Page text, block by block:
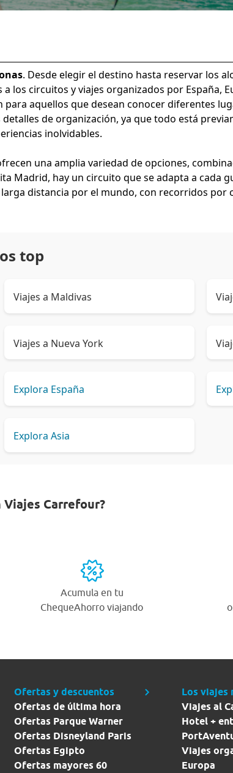
. Desde elegir el destino hasta reservar los
los circuitos y viajes organizados por España,
aquellos que desean conocer diferentes
de organización, ya que todo está
inolvidables.
una amplia variedad de opciones,
Madrid, hay un circuito que se adapta a cada
distancia por el mundo, con recorridos por
top
Viajes a Maldivas
Viajes a Nueva York
Explora España
Explora Asia
Viajes Carrefour?
Acumula en tu
ChequeAhorro viajando
Ofertas y descuentos
Ofertas de última hora
Ofertas Parque Warner
Ofertas Disneyland Paris
Ofertas Egipto
Ofertas mayores 60
Los viajes
Viajes al
Hotel +
Viajes
Europa